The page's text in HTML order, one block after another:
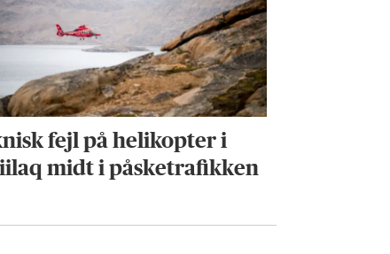
fejl på helikopter i
midt i påsketrafikken